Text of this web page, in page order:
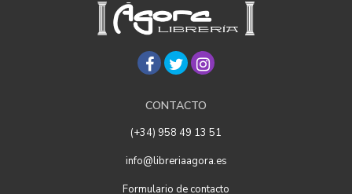
CONTACTO
(+34) 958 49 13 51
info@libreriaagora.es
Formulario de contacto